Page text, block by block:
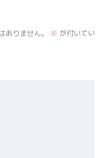
りません。 ※ が付いてい